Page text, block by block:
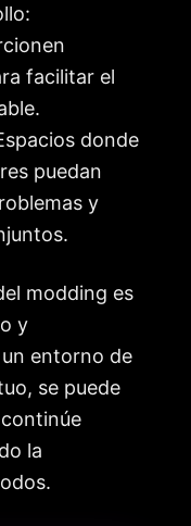
facilitar el
donde
puedan
y
modding es
y
entorno de
se puede
la